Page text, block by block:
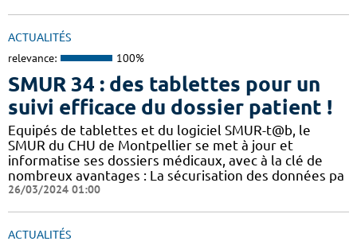
ACTUALITÉS
relevance: 100%
SMUR 34 : des tablettes pour un
suivi efficace du dossier patient !
​​Equipés de tablettes et du logiciel SMUR-t@b, le
SMUR du CHU de Montpellier se met à jour et
informatise ses dossiers médicaux, avec à la clé de
nombreux avantages : ​​La sécurisation des données pa
26/03/2024 01:00
ACTUALITÉS